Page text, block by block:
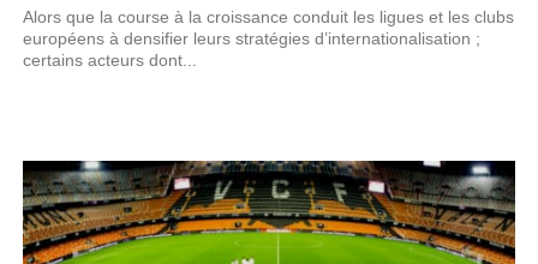
Alors que la course à la croissance conduit les ligues et les clubs
européens à densifier leurs stratégies d’internationalisation ;
certains acteurs dont...